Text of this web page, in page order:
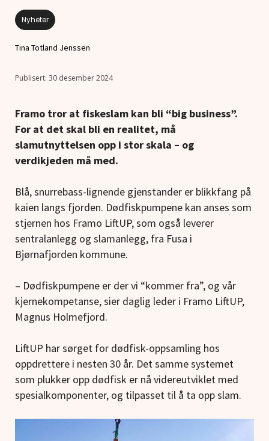
Nyheter
Tina Totland Jenssen
30 desember 2024
Framo tror at fiskeslam kan bli “big business”.
For at det skal bli en realitet, må
slamutnyttelsen opp i stor skala – og
verdikjeden må med.
Blå, snurrebass-lignende gjenstander er blikkfang på
kaien langs fjorden. Dødfiskpumpene kan anses som
stjernen hos Framo LiftUP, som også leverer
sentralanlegg og slamanlegg, fra Fusa i
Bjørnafjorden kommune.
– Dødfiskpumpene er der vi “kommer fra”, og vår
kjernekompetanse, sier daglig leder i Framo LiftUP,
Magnus Holmefjord.
LiftUP har sørget for dødfisk-oppsamling hos
oppdrettere i nesten 30 år. Det samme systemet
som plukker opp dødfisk er nå videreutviklet med
spesialkomponenter, og tilpasset til å ta opp slam.